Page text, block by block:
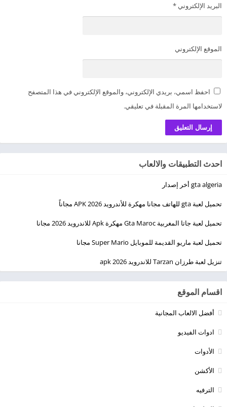
البريد الإلكتروني *
الموقع الإلكتروني
احفظ اسمي، بريدي الإلكتروني، والموقع الإلكتروني في هذا المتصفح
لاستخدامها المرة المقبلة في تعليقي.
احدث التطبيقات والالعاب
gta algeria أخر إصدار
تحميل لعبة gta للهاتف مجانا مهكرة للأندرويد 2026 APK مجاناً
تحميل لعبة جاتا المغربية Gta Maroc مهكرة Apk للاندرويد 2026 مجانا
تحميل لعبة ماريو القديمة للموبايل Super Mario مجانا
تنزيل لعبة طرزان Tarzan للاندرويد apk 2026
اقسام الموقع
أفضل الالعاب المجانية
ادوات الفيديو
الأدوات
الأكشن
الترفيه